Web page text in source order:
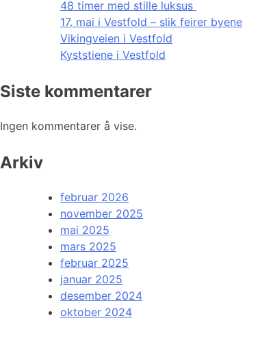
48 timer med stille luksus
17. mai i Vestfold – slik feirer byene
Vikingveien i Vestfold
Kyststiene i Vestfold
Siste kommentarer
Ingen kommentarer å vise.
Arkiv
februar 2026
november 2025
mai 2025
mars 2025
februar 2025
januar 2025
desember 2024
oktober 2024